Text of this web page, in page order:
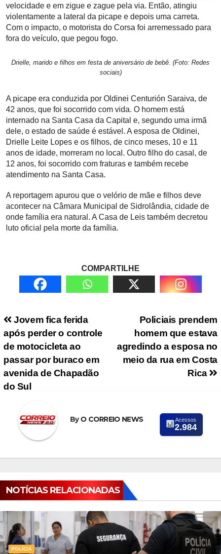
velocidade e em zigue e zague pela via. Então, atingiu
violentamente a lateral da picape e depois uma carreta.
Com o impacto, o motorista do Corsa foi arremessado para
fora do veículo, que pegou fogo.
Drielle, marido e filhos em festa de aniversário de bebê. (Foto: Redes
sociais)
A picape era conduzida por Oldinei Centurión Saraiva, de
42 anos, que foi socorrido com vida. O homem está
internado na Santa Casa da Capital e, segundo uma irmã
dele, o estado de saúde é estável. A esposa de Oldinei,
Drielle Leite Lopes e os filhos, de cinco meses, 10 e 11
anos de idade, morreram no local. Outro filho do casal, de
12 anos, foi socorrido com fraturas e também recebe
atendimento na Santa Casa.
A reportagem apurou que o velório de mãe e filhos deve
acontecer na Câmara Municipal de Sidrolândia, cidade de
onde família era natural. A Casa de Leis também decretou
luto oficial pela morte da família.
COMPARTILHE
Navegação de PostPoliciais prendem
homem que estava
agredindo a esposa no
meio da rua em Costa
Rica
Jovem fica ferida
após perder o controle
de motocicleta ao
passar por buraco em
avenida de Chapadão
do Sul
ByO CORREIO NEWS Acessos
2.984
NOTÍCIAS RELACIONADAS
POLÍCIA